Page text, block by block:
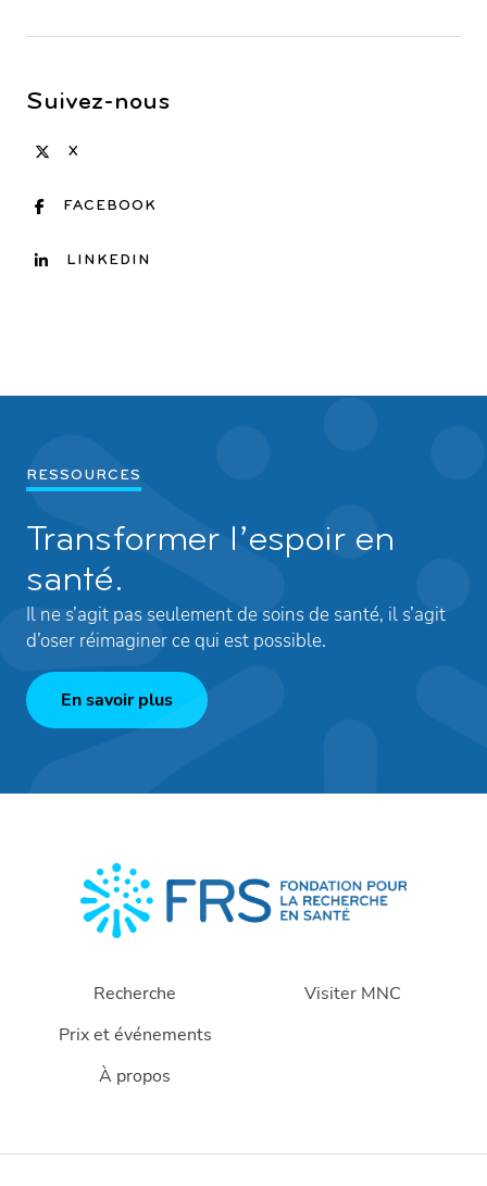
Suivez-nous
X
FACEBOOK
LINKEDIN
RESSOURCES
Transformer l’espoir en
santé.
Il ne s’agit pas seulement de soins de santé, il s’agit
d’oser réimaginer ce qui est possible.
En savoir plus
Recherche
Prix et événements
À propos
Visiter MNC